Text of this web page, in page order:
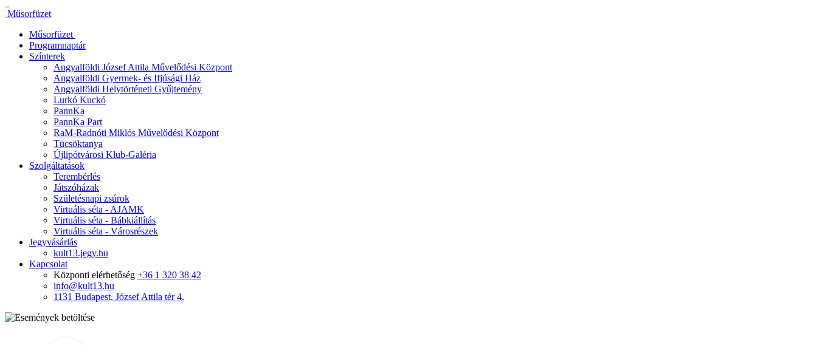
Műsorfüzet
Műsorfüzet
Programnaptár
Színterek
Angyalföldi József Attila Művelődési Központ
Angyalföldi Gyermek- és Ifjúsági Ház
Angyalföldi Helytörténeti Gyűjtemény
Lurkó Kuckó
PannKa
PannKa Part
RaM-Radnóti Miklós Művelődési Központ
Tücsöktanya
Újlipótvárosi Klub-Galéria
Szolgáltatások
Terembérlés
Játszóházak
Születésnapi zsúrok
Virtuális séta - AJAMK
Virtuális séta - Bábkiállítás
Virtuális séta - Városrészek
Jegyvásárlás
kult13.jegy.hu
Kapcsolat
Központi elérhetőség +36 1 320 38 42
info@kult13.hu
1131 Budapest, József Attila tér 4.